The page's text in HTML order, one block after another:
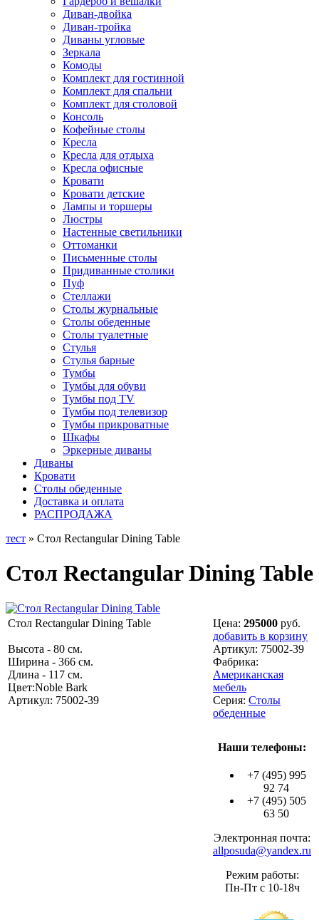
Диван-двойка
Диван-тройка
Диваны угловые
Зеркала
Комоды
Комплект для гостинной
Комплект для спальни
Комплект для столовой
Консоль
Кофейные столы
Кресла
Кресла для отдыха
Кресла офисные
Кровати
Кровати детские
Лампы и торшеры
Люстры
Настенные светильники
Оттоманки
Письменные столы
Придиванные столики
Пуф
Стеллажи
Столы журнальные
Столы обеденные
Столы туалетные
Стулья
Стулья барные
Тумбы
Тумбы для обуви
Тумбы под TV
Тумбы под телевизор
Тумбы прикроватные
Шкафы
Эркерные диваны
Диваны
Кровати
Столы обеденные
Доставка и оплата
РАСПРОДАЖА
тест » Стол Rectangular Dining Table
Стол Rectangular Dining Table
Стол Rectangular Dining Table
Высота - 80 см.
Ширина - 366 см.
Длина - 117 см.
Цвет:Noble Bark
Артикул: 75002-39
Цена: 295000 руб.
добавить в корзину
Артикул: 75002-39
Фабрика:
Американская
мебель
Серия: Столы
обеденные
Наши телефоны:
+7 (495) 995
92 74
+7 (495) 505
63 50
Электронная почта:
allposuda@yandex.ru
Режим работы:
Пн-Пт с 10-18ч